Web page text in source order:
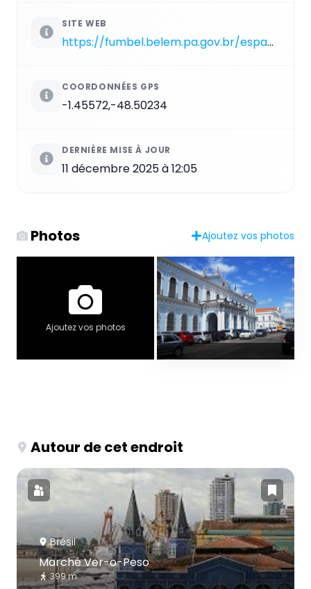
SITE WEB
https://fumbel.belem.pa.gov.br/espacos-culturais/museu-de-arte-de-belem-mabe
COORDONNÉES GPS
-1.45572,-48.50234
DERNIÈRE MISE À JOUR
11 décembre 2025 à 12:05
Photos Ajoutez vos photos
Ajoutez vos photos
Autour de cet endroit
Brésil
Marché Ver-o-Peso
399 m